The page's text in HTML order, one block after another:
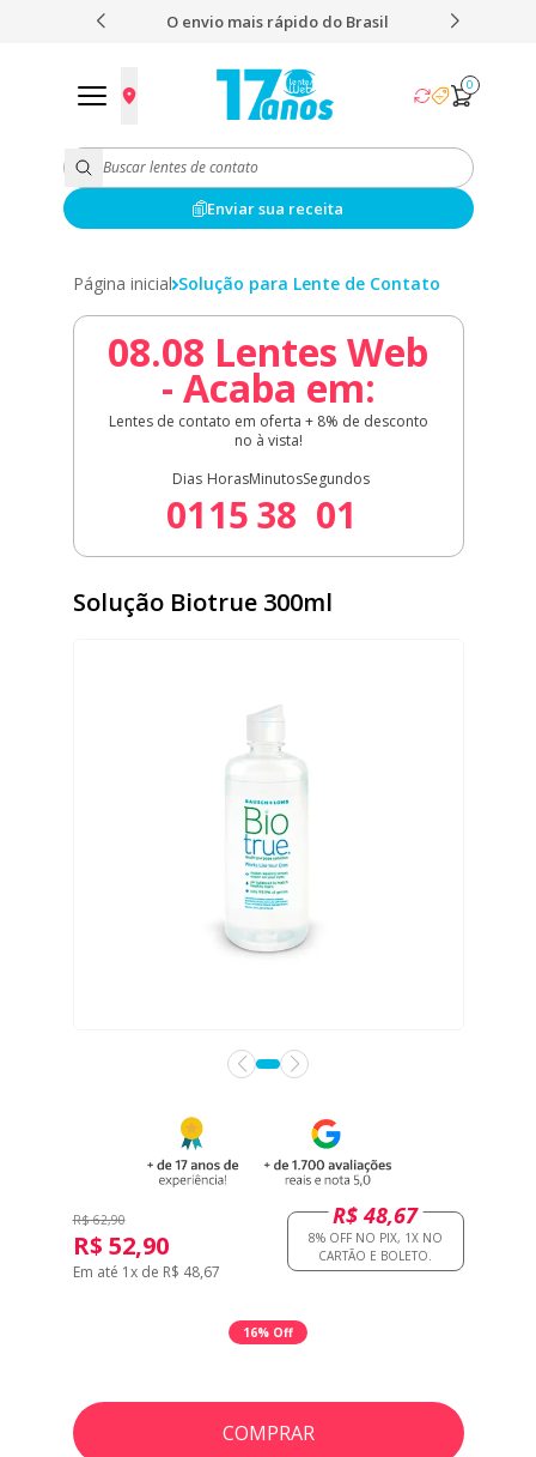
O envio mais rápido do Brasil
0
Enviar sua receita
Página inicial Solução para Lente de Contato
08.08 Lentes Web
- Acaba em:
Lentes de contato em oferta + 8% de desconto
no à vista!
Dias
01
Horas
15
Minutos
38
Segundos
01
Solução Biotrue 300ml
R$ 62,90
R$ 52,90
Em até 1x de R$ 48,67
R$ 48,67
16% Off
COMPRAR